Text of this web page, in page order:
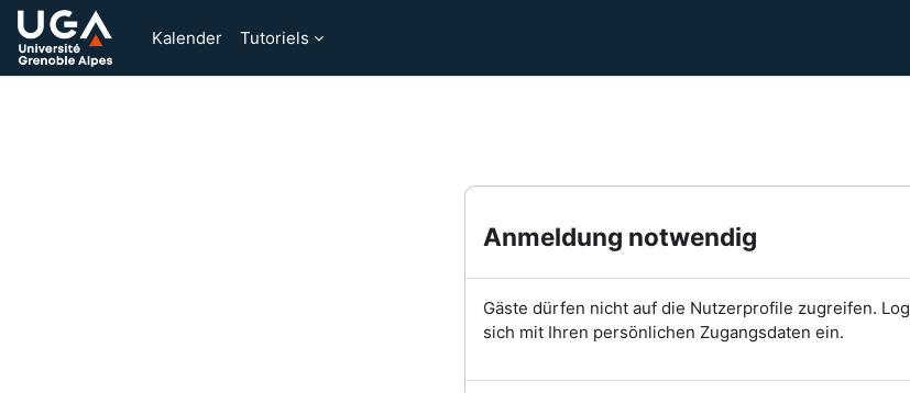
Zum Hauptinhalt
Kalender
Tutoriels
Anmeldung notwendig
Gäste dürfen nicht auf die Nutzerprofile zugreifen.
sich mit Ihren persönlichen Zugangsdaten ein.